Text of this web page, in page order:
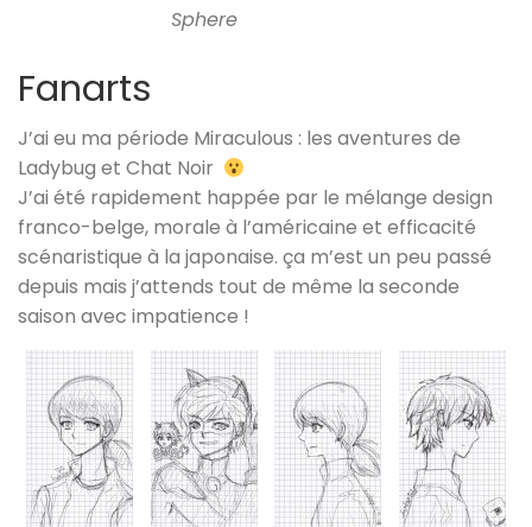
Sphere
Fanarts
J’ai eu ma période Miraculous : les aventures de
Ladybug et Chat Noir
J’ai été rapidement happée par le mélange design
franco-belge, morale à l’américaine et efficacité
scénaristique à la japonaise. ça m’est un peu passé
depuis mais j’attends tout de même la seconde
saison avec impatience !